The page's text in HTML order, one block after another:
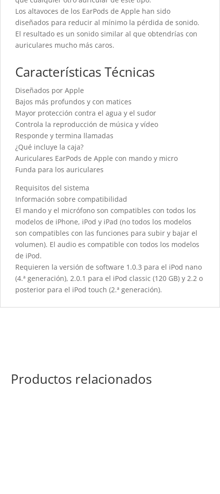
Los altavoces de los EarPods de Apple han sido
diseñados para reducir al mínimo la pérdida de sonido.
El resultado es un sonido similar al que obtendrías con
auriculares mucho más caros.
Características Técnicas
Diseñados por Apple
Bajos más profundos y con matices
Mayor protección contra el agua y el sudor
Controla la reproducción de música y vídeo
Responde y termina llamadas
¿Qué incluye la caja?
Auriculares EarPods de Apple con mando y micro
Funda para los auriculares
Requisitos del sistema
Información sobre compatibilidad
El mando y el micrófono son compatibles con todos los
modelos de iPhone, iPod y iPad (no todos los modelos
son compatibles con las funciones para subir y bajar el
volumen). El audio es compatible con todos los modelos
de iPod.
Requieren la versión de software 1.0.3 para el iPod nano
(4.ª generación), 2.0.1 para el iPod classic (120 GB) y 2.2 o
posterior para el iPod touch (2.ª generación).
Productos relacionados